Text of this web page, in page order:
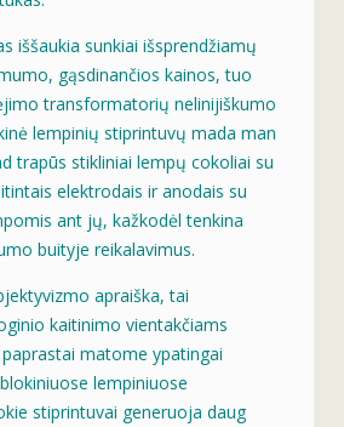
iššaukia sunkiai išsprendžiamų
gąsdinančios kainos, tuo
transformatorių nelinijiškumo
lempinių stiprintuvų mada man
trapūs stikliniai lempų cokoliai su
elektrodais ir anodais su
ant jų, kažkodėl tenkina
buityje reikalavimus.
apraiška, tai
kaitinimo vientakčiams
matome ypatingai
lempiniuose
stiprintuvai generuoja daug